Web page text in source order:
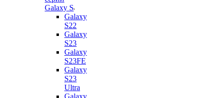
Galaxy S
Galaxy
S22
Galaxy
S23
Galaxy
S23FE
Galaxy
S23
Ultra
Galaxy